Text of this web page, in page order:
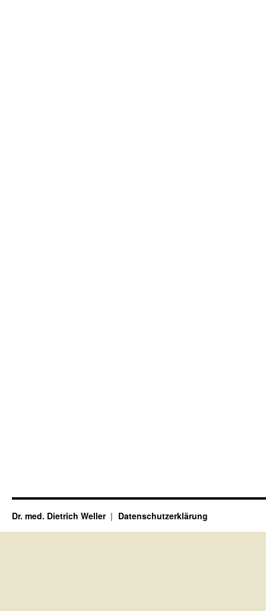
Dr. med. Dietrich Weller Datenschutzerklärung